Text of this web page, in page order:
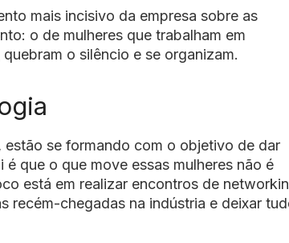
mais incisivo da empresa sobre as
o de mulheres que trabalham em
o silêncio e se organizam.
estão se formando com o objetivo de dar
que o que move essas mulheres não é
está em realizar encontros de
recém-chegadas na indústria e deixar